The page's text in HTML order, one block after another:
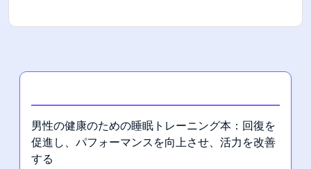
男性の健康のための睡眠トレーニング本：回復を
促進し、パフォーマンスを向上させ、活力を改善
する